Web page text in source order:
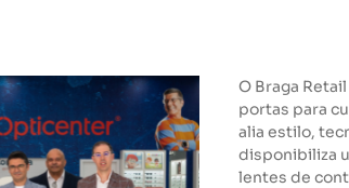
O Braga
portas para
alia estilo,
disponibiliza
lentes de